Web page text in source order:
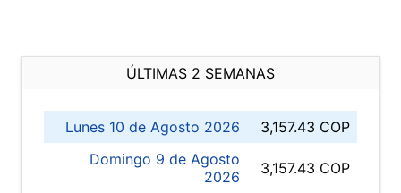
ÚLTIMAS 2 SEMANAS
Lunes 10 de Agosto 2026
3,157.43 COP
Domingo 9 de Agosto
2026
3,157.43 COP